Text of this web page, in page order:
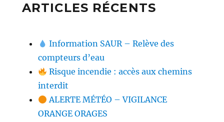
ARTICLES RÉCENTS
Information SAUR – Relève des
compteurs d’eau
Risque incendie : accès aux chemins
interdit
ALERTE MÉTÉO – VIGILANCE
ORANGE ORAGES